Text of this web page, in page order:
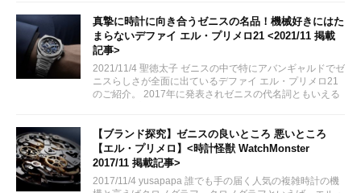
真摯に時計に向き合うゼニスの名品！機械好きにはた
まらないデファイ エル・プリメロ21 <2021/11 掲載
記事>
2021/11/4 聖徳太子 ゼニスの中で特にアバンギャルドでゼ
ニスらしさが全面に出ているデファイ エル・プリメロ21
のご紹介。 2017年に発表されゼニスの代名詞ともいえる
す。...
【ブランド探究】ゼニスの良いところ 悪いところ
【エル・プリメロ】<時計怪獣 WatchMonster
2017/11 掲載記事>
2017/11/4 yusapapa 誰でも手の届く人気の複雑時計の機